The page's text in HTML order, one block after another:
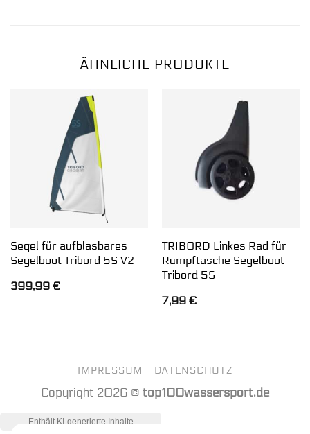
ÄHNLICHE PRODUKTE
Segel für aufblasbares
Segelboot Tribord 5S V2
399,99 €
TRIBORD Linkes Rad für
Rumpftasche Segelboot
Tribord 5S
7,99 €
IMPRESSUM DATENSCHUTZ
Copyright 2026 © top100wassersport.de